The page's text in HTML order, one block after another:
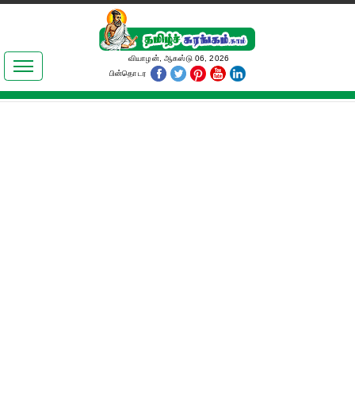
இலக்கியங்கள்
தமிழ் உலகம்
வியாழன், ஆகஸ்டு 06, 2026
பின்தொடர